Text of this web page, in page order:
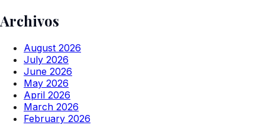
Archivos
August 2026
July 2026
June 2026
May 2026
April 2026
March 2026
February 2026